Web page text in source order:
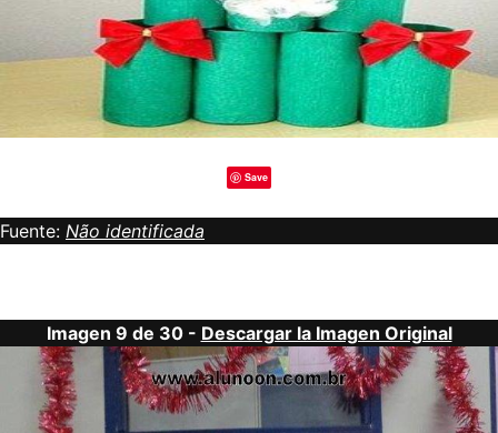
Save
Fuente: Não identificada
Imagen 9 de 30 - Descargar la Imagen Original